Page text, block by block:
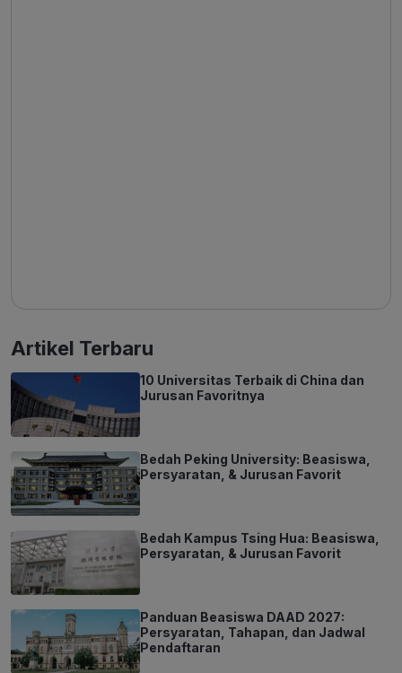
Artikel Terbaru
10 Universitas Terbaik di China dan
Jurusan Favoritnya
Bedah Peking University: Beasiswa,
Persyaratan, & Jurusan Favorit
Bedah Kampus Tsing Hua: Beasiswa,
Persyaratan, & Jurusan Favorit
Panduan Beasiswa DAAD 2027:
Persyaratan, Tahapan, dan Jadwal
Pendaftaran